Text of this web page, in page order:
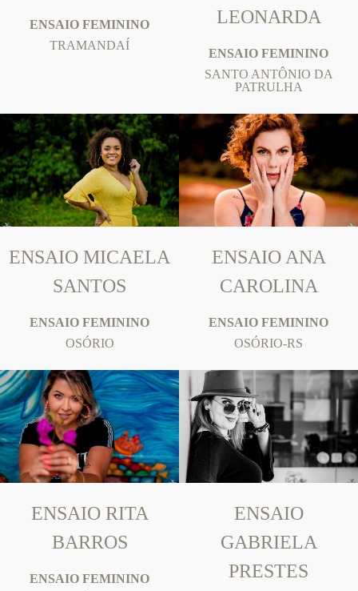
ENSAIO FEMININO
TRAMANDAÍ
LEONARDA
ENSAIO FEMININO
SANTO ANTÔNIO DA
PATRULHA
ENSAIO MICAELA
SANTOS
ENSAIO FEMININO
OSÓRIO
ENSAIO ANA
CAROLINA
ENSAIO FEMININO
OSÓRIO-RS
ENSAIO RITA
BARROS
ENSAIO FEMININO
ENSAIO
GABRIELA
PRESTES